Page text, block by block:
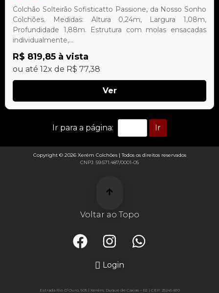
Colchão Solteirão Sofisticatto Passione, da Nosso Sonho
Colchões. Medidas: Altura 0,24m, Largura 1,08m,
Profundidade 1,88m. Estrutura com molas ensacadas
individualmente,...
R$ 819,85 à vista
ou até 12x de R$ 77,38
Ver
Ir para a página: Ir
Login
Voltar ao Topo
Copyright © 2026 Xerém Colchões | Todos os direitos reservados
CNPJ: 59.571.487/0001-05
Estrada Rio D’Ouro, 505 | Xerém, Duque de Caxias – RJ | CEP: 25245-810